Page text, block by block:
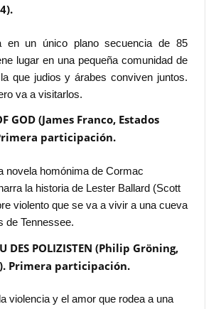
en un único plano secuencia de 85
lugar en una pequeña comunidad de
que judios y árabes conviven juntos.
va a visitarlos.
GOD (James Franco, Estados
participación.
novela homónima de Cormac
la historia de Lester Ballard (Scott
violento que se va a vivir a una cueva
de Tennessee.
DES POLIZISTEN (Philip Gröning,
Primera participación.
violencia y el amor que rodea a una